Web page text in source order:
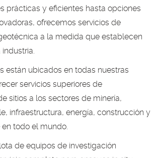
prácticas y eficientes hasta opciones
ofrecemos servicios de
a la medida que establecen
están ubicados en todas nuestras
servicios superiores de
sitios a los sectores de minería,
infraestructura, energía, construcción y
todo el mundo.
de equipos de investigación